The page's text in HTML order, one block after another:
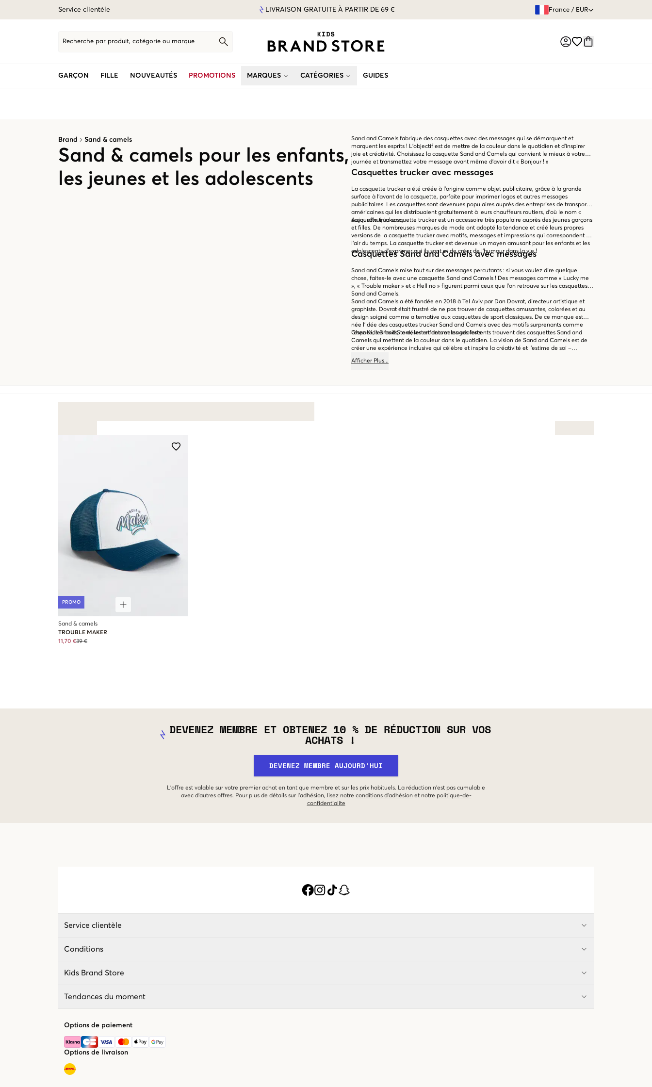
Service clientèle LIVRAISON GRATUITE À PARTIR DE 69 € GARANTIE DE
France / EUR
Recherche par produit, catégorie ou marque
GARÇON FILLE NOUVEAUTÉS PROMOTIONS MARQUES CATÉGORIES GUIDES
Brand Sand & camels
Sand & camels pour les enfants,
les jeunes et les adolescents
Sand and Camels fabrique des casquettes avec des messages qui se démarquent et
marquent les esprits ! L'objectif est de mettre de la couleur dans le quotidien et d'inspirer
joie et créativité. Choisissez la casquette Sand and Camels qui convient le mieux à votre
journée et transmettez votre message avant même d'avoir dit « Bonjour ! »
Casquettes trucker avec messages
La casquette trucker a été créée à l'origine comme objet publicitaire, grâce à la grande
surface à l'avant de la casquette, parfaite pour imprimer logos et autres messages
publicitaires. Les casquettes sont devenues populaires auprès des entreprises de transport
américaines qui les distribuaient gratuitement à leurs chauffeurs routiers, d'où le nom «
casquette trucker ».
Aujourd'hui, la casquette trucker est un accessoire très populaire auprès des jeunes garçons
et filles. De nombreuses marques de mode ont adopté la tendance et créé leurs propres
versions de la casquette trucker avec motifs, messages et impressions qui correspondent à
l'air du temps. La casquette trucker est devenue un moyen amusant pour les enfants et les
adolescents d'exprimer qui ils sont et de créer de l'humour dans la vie !
Casquettes Sand and Camels avec messages
Sand and Camels mise tout sur des messages percutants : si vous voulez dire quelque
chose, faites-le avec une casquette Sand and Camels ! Des messages comme « Lucky me
», « Trouble maker » et « Hell no » figurent parmi ceux que l'on retrouve sur les casquettes
Sand and Camels.
Sand and Camels a été fondée en 2018 à Tel Aviv par Dan Dovrat, directeur artistique et
graphiste. Dovrat était frustré de ne pas trouver de casquettes amusantes, colorées et au
design soigné comme alternative aux casquettes de sport classiques. De ce manque est
née l'idée des casquettes trucker Sand and Camels avec des motifs surprenants comme
l'espace, les fruits, le désert et des messages forts.
Chez Kids Brand Store, les enfants et les adolescents trouvent des casquettes Sand and
Camels qui mettent de la couleur dans le quotidien. La vision de Sand and Camels est de
créer une expérience inclusive qui célèbre et inspire la créativité et l'estime de soi –
Afficher Plus...
PROMO
Sand & camels
TROUBLE MAKER
11,70 €39 €
DEVENEZ MEMBRE ET OBTENEZ 10 % DE RÉDUCTION SUR VOS
ACHATS !
DEVENEZ MEMBRE AUJOURD'HUI
L'offre est valable sur votre premier achat en tant que membre et sur les prix habituels. La réduction n'est pas cumulable
avec d'autres offres. Pour plus de détails sur l'adhésion, lisez notre conditions d'adhésion et notre politique-de-
confidentialite
Service clientèle
Conditions
Kids Brand Store
Tendances du moment
Options de paiement
Options de livraison